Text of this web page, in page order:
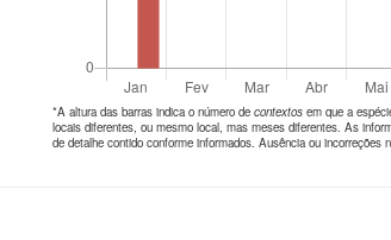
*A altura das barras indica o número de contextos em que a
locais diferentes, ou mesmo local, mas meses diferentes. As
de detalhe contido conforme informados. Ausência ou incorreções